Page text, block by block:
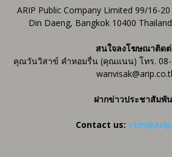
ARIP Public Company Limited 99/16-
Din Daeng, Bangkok 10400
สนใจลงโฆษณาติด
คุณวันวิสาข์ คำหอมรื่น (คุณแนน) โทร. 08-
ฝากข่าวประชาสัมพั
Contact us: